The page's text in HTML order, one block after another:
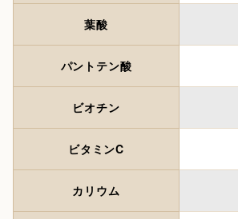
葉酸
パントテン酸
ビオチン
ビタミンC
カリウム